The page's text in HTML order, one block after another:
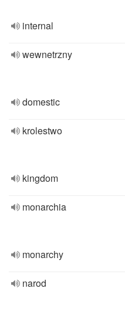
internal
wewnetrzny
domestic
krolestwo
kingdom
monarchia
monarchy
narod